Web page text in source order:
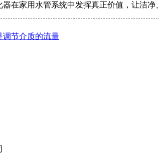
在家用水管系统中发挥真正价值，让洁净
调节介质的流量